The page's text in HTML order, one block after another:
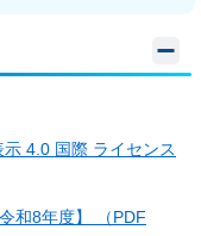
4.0 国際 ライセンス
和8年度】 （PDF